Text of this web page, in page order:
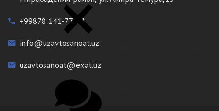
phone +99878 141-77-77
email info@uzavtosanoat.uz
email uzavtosanoat@exat.uz